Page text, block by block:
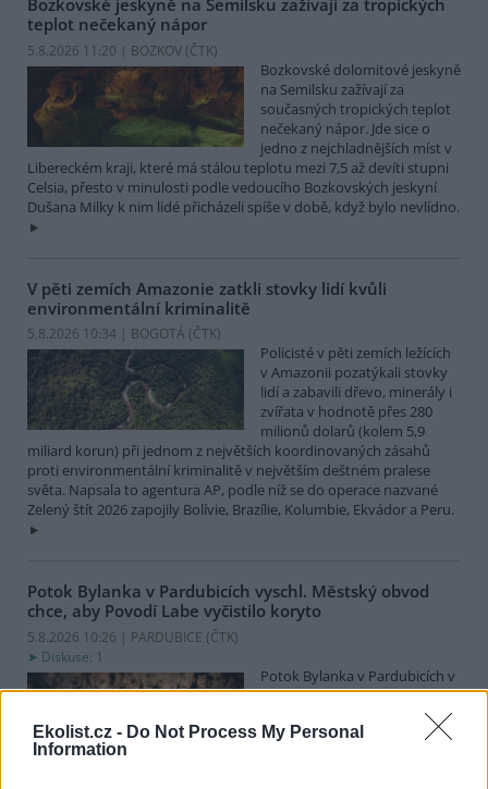
Ekolist.cz - Do Not Process My Personal
Information
Bozkovské jeskyně na Semilsku zažívají za tropických
teplot nečekaný nápor
5.8.2026 11:20 | BOZKOV (ČTK)
Bozkovské dolomitové jeskyně
na Semilsku zažívají za
současných tropických teplot
nečekaný nápor. Jde sice o
jedno z nejchladnějších míst v
Libereckém kraji, které má stálou teplotu mezi 7,5 až devíti stupni
Celsia, přesto v minulosti podle vedoucího Bozkovských jeskyní
Dušana Milky k nim lidé přicházeli spíše v době, když bylo nevlídno.
V pěti zemích Amazonie zatkli stovky lidí kvůli
environmentální kriminalitě
5.8.2026 10:34 | BOGOTÁ (ČTK)
Policisté v pěti zemích ležících
v Amazonii pozatýkali stovky
lidí a zabavili dřevo, minerály i
zvířata v hodnotě přes 280
milionů dolarů (kolem 5,9
miliard korun) při jednom z největších koordinovaných zásahů
proti environmentální kriminalitě v největším deštném pralese
světa. Napsala to agentura AP, podle níž se do operace nazvané
Zelený štít 2026 zapojily Bolívie, Brazílie, Kolumbie, Ekvádor a Peru.
Potok Bylanka v Pardubicích vyschl. Městský obvod
chce, aby Povodí Labe vyčistilo koryto
5.8.2026 10:26 | PARDUBICE (ČTK)
Diskuse: 1
Potok Bylanka v Pardubicích v
důsledku dlouhodobě nízkých
průtoků a suchého počasí
vyschl. Městský obvod VI chce